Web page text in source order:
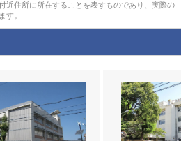
近住所に所在することを表すものであり、実際の
す。